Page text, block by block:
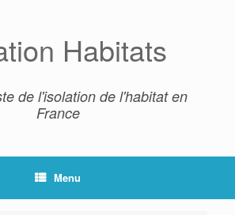
Habitats
de l'isolation de l'habitat en
France
Menu